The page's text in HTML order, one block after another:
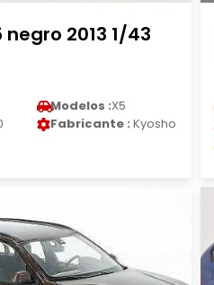
negro 2013 1/43
Modelos :X5
Fabricante : Kyosho